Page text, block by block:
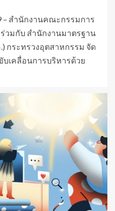
– สำนักงานคณะกรรมการ
วมกับ สำนักงานมาตรฐาน
กระทรวงอุตสาหกรรม จัด
บเคลื่อนการบริหารด้วย